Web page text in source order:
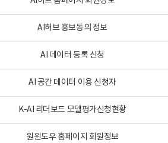
AI허브 홍보동의 정보
AI 데이터 등록 신청
AI 공간 데이터 이용 신청자
K-AI 리더보드 모델평가신청현황
원윈도우 홈페이지 회원정보